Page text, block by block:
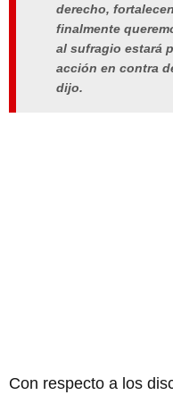
derecho,
finalmente
al sufragio estará
acción en contra
dijo.
Con respecto a los